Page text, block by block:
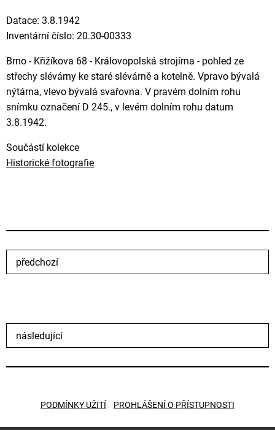
Datace: 3.8.1942
Inventární číslo: 20.30-00333
Brno - Křižíkova 68 - Královopolská strojírna - pohled ze
střechy slévárny ke staré slévárně a kotelně. Vpravo bývalá
nýtárna, vlevo bývalá svařovna. V pravém dolním rohu
snímku označení D 245., v levém dolním rohu datum
3.8.1942.
Součástí kolekce
Historické fotografie
předchozí
následující
PODMÍNKY UŽITÍ PROHLÁŠENÍ O PŘÍSTUPNOSTI